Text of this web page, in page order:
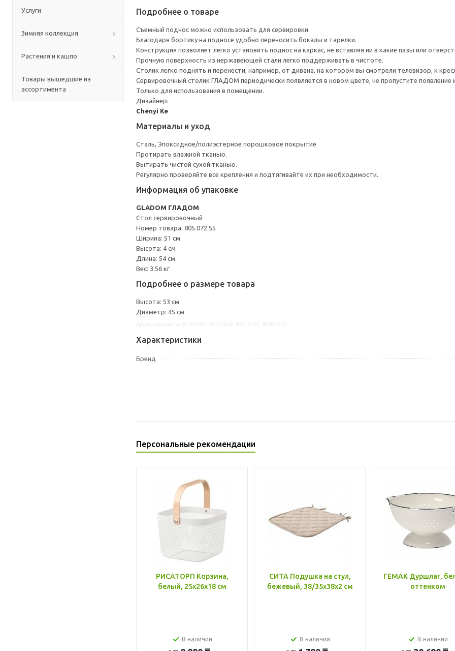
Услуги
Зимняя коллекция
Растения и кашпо
Товары вышедшие из
ассортимента
Подробнее о товаре
Съемный поднос можно использовать для сервировки.
Благодаря бортику на подносе удобно переносить бокалы и тарелки.
Конструкция позволяет легко установить поднос на каркас, не вставляя ни в какие пазы или
Прочную поверхность из нержавеющей стали легко поддерживать в чистоте.
Столик легко поднять и перенести, например, от дивана, на котором вы смотрели телевизор, к
Сервировочный столик ГЛАДОМ периодически появляется в новом цвете, не пропустите появление
Только для использования в помещении.
Дизайнер:
Chenyi Ke
Материалы и уход
Сталь, Эпоксидное/полиэстерное порошковое покрытие
Протирать влажной тканью.
Вытирать чистой сухой тканью.
Регулярно проверяйте все крепления и подтягивайте их при необходимости.
Информация об упаковке
GLADOM ГЛАДОМ
Стол сервировочный
Номер товара: 805.072.55
Ширина: 51 см
Высота: 4 см
Длина: 54 см
Вес: 3.56 кг
Подробнее о размере товара
Высота: 53 см
Диаметр: 45 см
Характеристики
Бренд
Персональные рекомендации
РИСАТОРП Корзина,
белый, 25x26x18 см
В наличии
СИТА Подушка на стул,
бежевый, 38/35x38x2 см
В наличии
ГЕМАК Дуршлаг,
оттенком
В наличии